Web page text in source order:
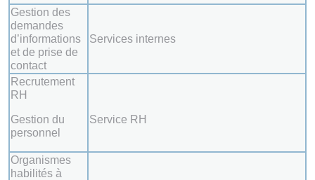
Gestion des
demandes
d’informations
et de prise de
contact
Services internes
Recrutement
RH
Gestion du
personnel
Service RH
Organismes
habilités à